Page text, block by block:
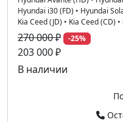
Hyundai i30 (FD) • Hyundai
Kia Ceed (JD) • Kia Ceed (CD) •
270 000 ₽ -25%
203 000 ₽
В наличии